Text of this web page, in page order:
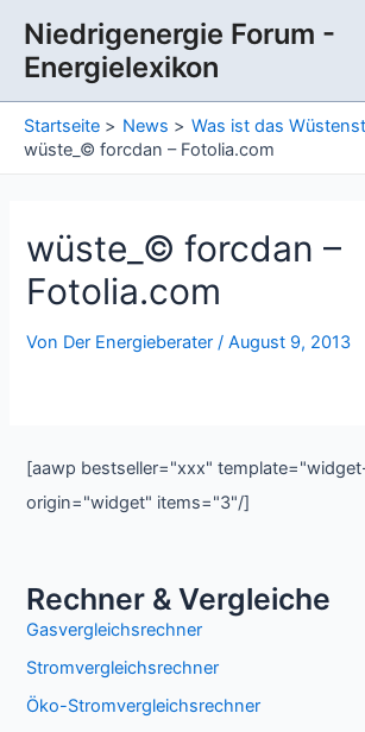
Inhalt
springen
Niedrigenergie Forum -
Energielexikon
Startseite News
Was ist das
wüste_© forcdan – Fotolia.com
wüste_© forcdan –
Fotolia.com
Von Der Energieberater/August 9, 2013
[aawp bestseller="xxx"
origin="widget" items="3"/]
Rechner & Vergleiche
Gasvergleichsrechner
Stromvergleichsrechner
Öko-Stromvergleichsrechner